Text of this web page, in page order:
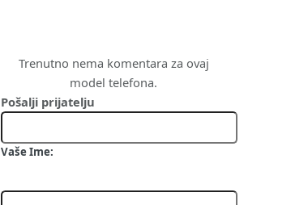
Trenutno nema komentara za ovaj
model telefona.
Pošalji prijatelju
Vaše Ime: